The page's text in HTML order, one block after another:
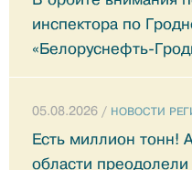
инспектора по
«Белоруснефть-
05.08.2026 / НОВОСТИ
Есть миллион тонн!
области